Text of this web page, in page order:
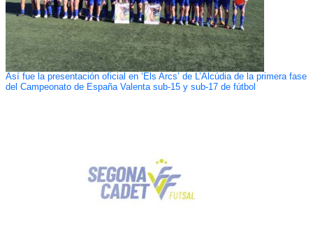
Así fue la presentación oficial en ‘Els Arcs’ de L’Alcúdia de la primera fase
del Campeonato de España Valenta sub-15 y sub-17 de fútbol